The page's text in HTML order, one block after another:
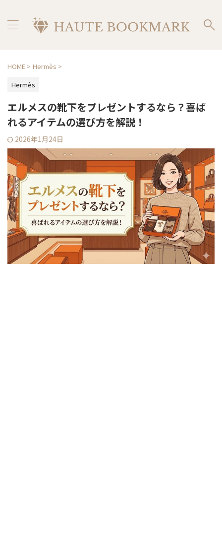
HOME > Hermès >
Hermès
エルメスの靴下をプレゼントするなら？喜ば
れるアイテムの選び方を解説！
2026年1月24日